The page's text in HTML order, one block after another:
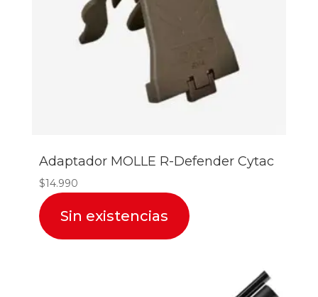
Adaptador MOLLE R-Defender Cytac
$14.990
Sin existencias